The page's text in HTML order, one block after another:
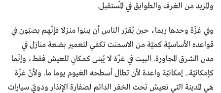
والمزيد من الغرف والطوابق في المُستقبل.
وفي غزّة وحدها ربما، حين يُقرّر الناس أن يبنوا منزلا فإنّهم يصبّون في
قواعده الأساسيّة كميّة من الاسمنت تكفي لتعمير بضعة منازل في
مدن الشرق المجاورة. البيت في غزّة لا يُبنى كمكانٍ للعيش فقط، وإنّما
كإمكانيّة.. إمكانيّة واعدة لأن تطال أسطحه الغيوم يوما ما. ولأنّ غزّة
هي المدينة التي تعيش تحت الخفر الدائم لصفارة الإنذار ودويّ سيارات